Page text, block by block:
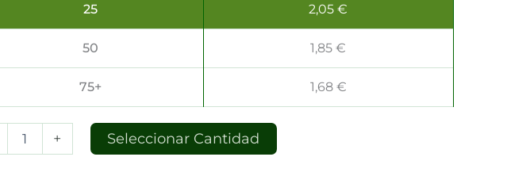
25 2,05 €
50 1,85 €
75+ 1,68 €
+ Seleccionar Cantidad